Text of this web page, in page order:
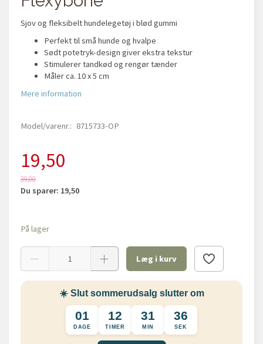
Sjov og fleksibelt hundelegetøj i blød gummi
Perfekt til små hunde og hvalpe
Sødt potetryk-design giver ekstra tekstur
Stimulerer tandkød og rengør tænder
Måler ca. 10 x 5 cm
Mere information
Model/varenr.: 8715733-OP
19,50
39,00
Du sparer: 19,50
På lager
Læg i kurv
☀️ Slut sommerudsalg slutter om
01
DAGE
12
TIMER
31
MIN
36
SEK